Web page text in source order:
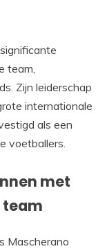
team,
Zijn leiderschap
internationale
als een
voetballers.
met
team
Mascherano